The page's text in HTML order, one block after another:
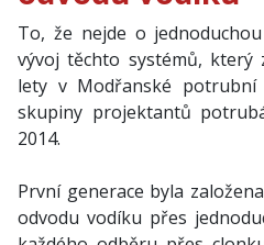
To, že nejde o
vývoj těchto systémů, který
lety v Modřanské potrubní
skupiny projektantů
2014.
První generace byla
odvodu vodíku přes